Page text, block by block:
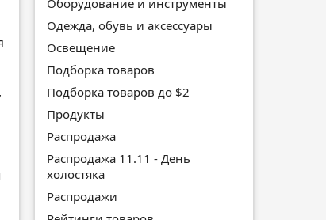
Одежда, обувь и аксессуары
Освещение
Подборка товаров
Подборка товаров до $2
Продукты
Распродажа
Распродажа 11.11 - День
холостяка
Распродажи